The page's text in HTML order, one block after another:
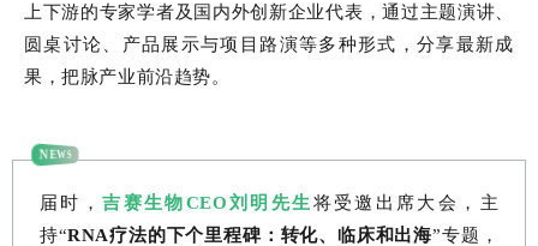
上下游的专家学者及国内外创新企业代表，通过主题演讲、
圆桌讨论、产品展示与项目路演等多种形式，分享最新成
果，把脉产业前沿趋势。
NEWS
届时，吉赛生物CEO刘明先生 将受邀出席大会，主
持“RNA疗法的下个里程碑：转化、临床和出海”专题，